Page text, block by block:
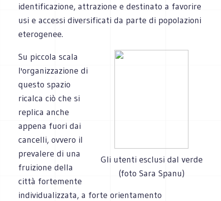
identificazione, attrazione e destinato a favorire
usi e accessi diversificati da parte di popolazioni
eterogenee.
Gli utenti esclusi dal verde
(foto Sara Spanu)
Su piccola scala
l'organizzazione di
questo spazio
ricalca ciò che si
replica anche
appena fuori dai
cancelli, ovvero il
prevalere di una
fruizione della
città fortemente
individualizzata, a forte orientamento